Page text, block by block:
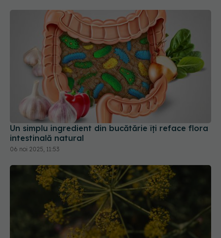
Un simplu ingredient din bucătărie îți reface flora
intestinală natural
06 noi 2025, 11:53